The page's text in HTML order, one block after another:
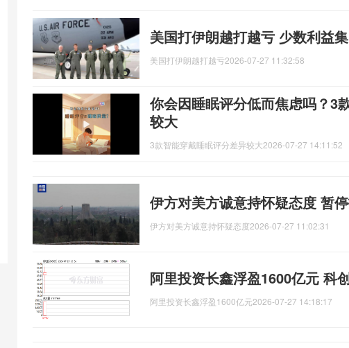
美国打伊朗越打越亏 少数利益
美国打伊朗越打越亏2026-07-27 11:32:58
你会因睡眠评分低而焦虑吗？3
较大
3款智能穿戴睡眠评分差异较大2026-07-27 14:11:52
伊方对美方诚意持怀疑态度 暂
伊方对美方诚意持怀疑态度2026-07-27 11:02:31
阿里投资长鑫浮盈1600亿元 科
阿里投资长鑫浮盈1600亿元2026-07-27 14:18:17